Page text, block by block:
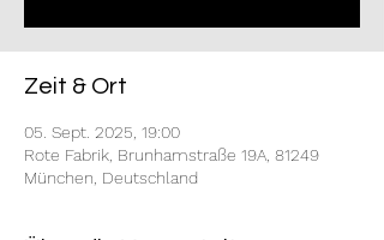
Zeit & Ort
05. Sept. 2025, 19:00
Rote Fabrik, Brunhamstraße 19A, 81249
München, Deutschland